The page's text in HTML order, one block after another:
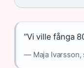
”Vi ville fånga
— Maja Ivarsson,